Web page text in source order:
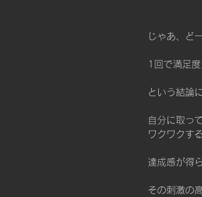
じゃあ、ど
1回で満足
という結論
自分に取っ
ワクワクす
達成感が得
その刺激の